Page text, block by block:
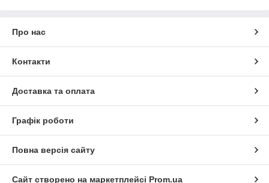
Про нас
Контакти
Доставка та оплата
Графік роботи
Повна версія сайту
Сайт створено на маркетплейсі Prom.ua